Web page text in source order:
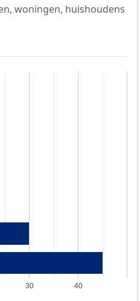
woningen, huishoudens
30 40